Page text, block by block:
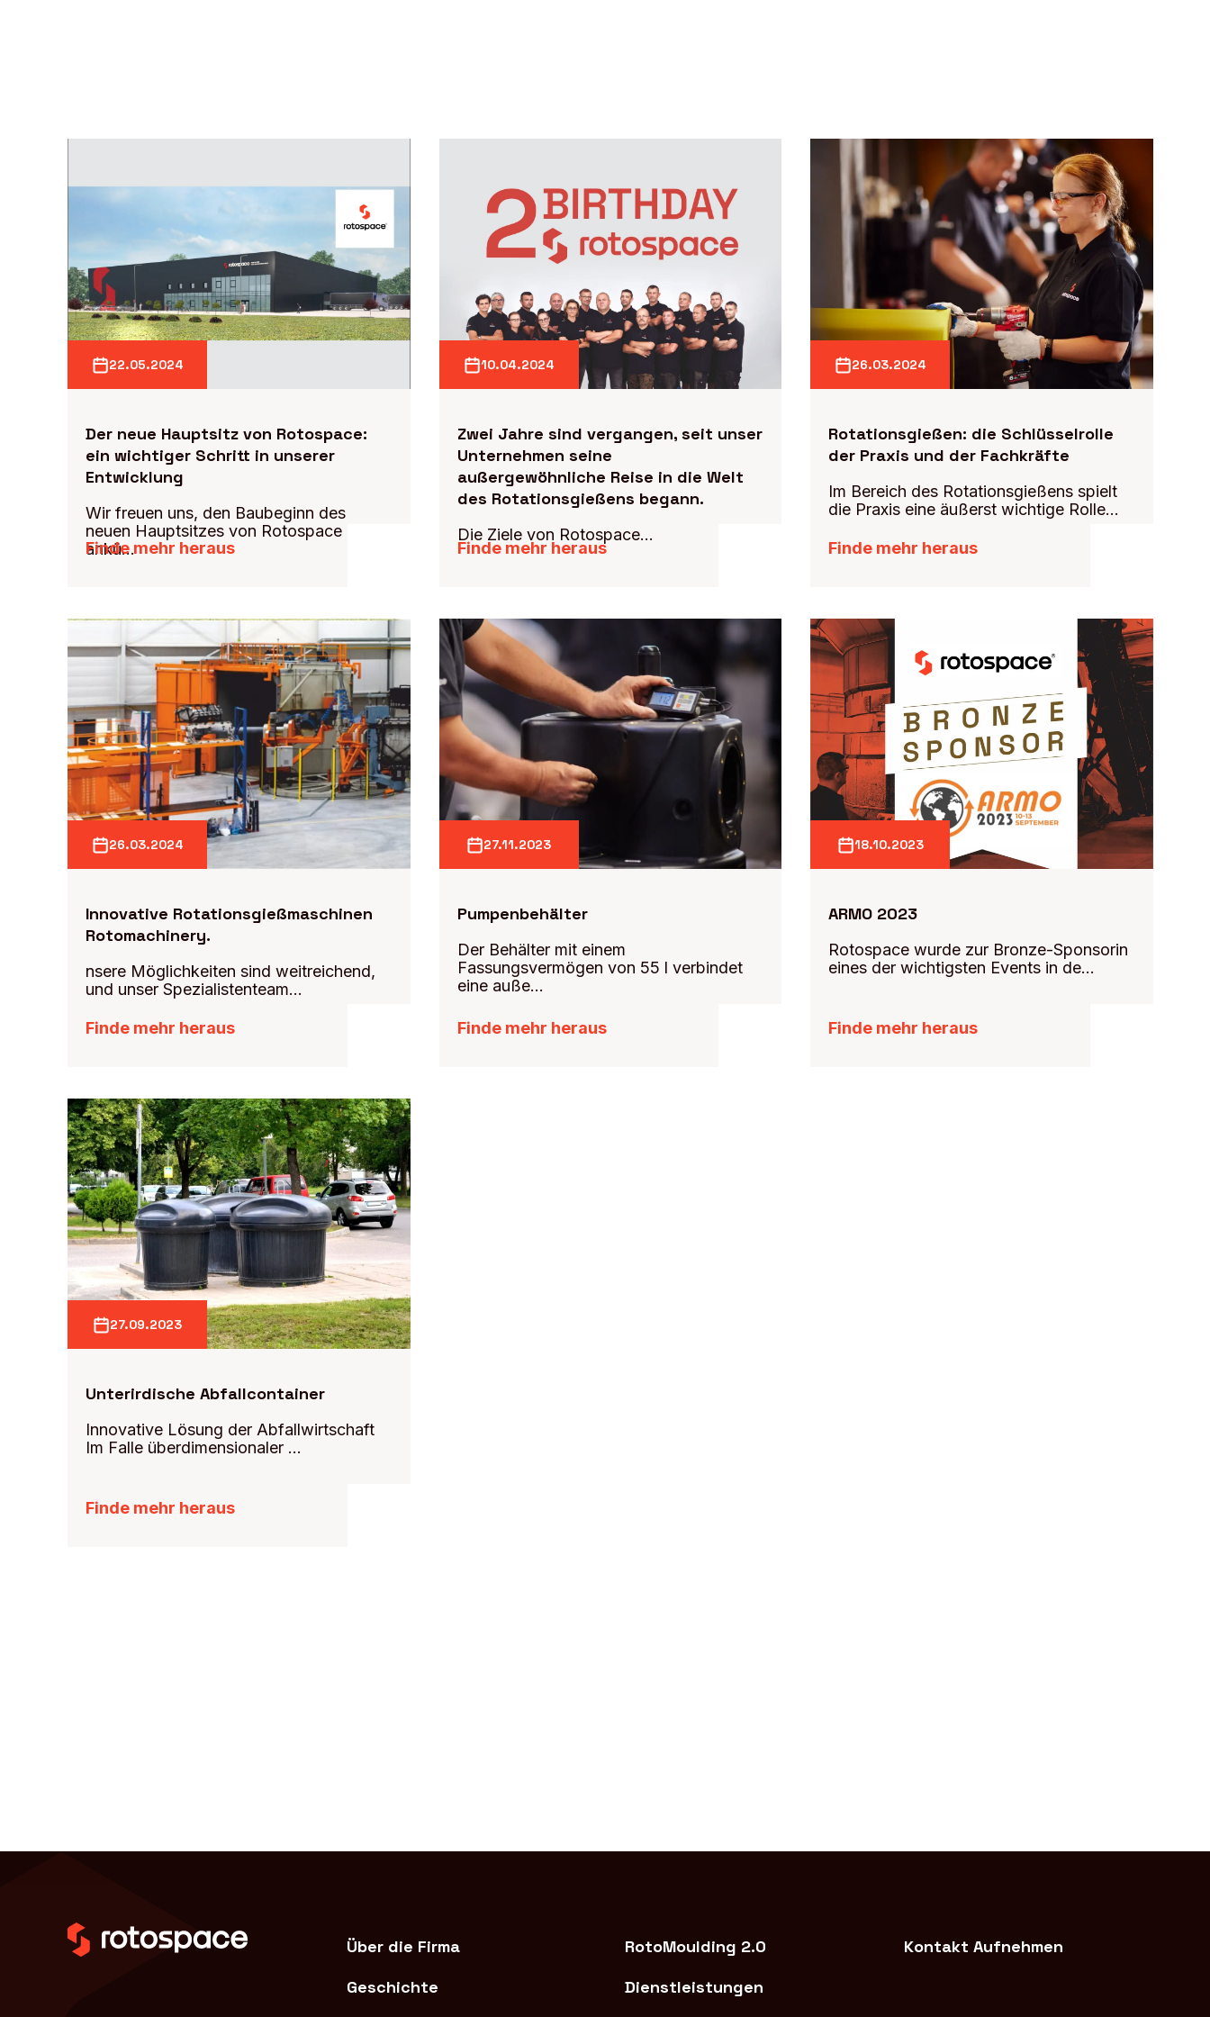
22.05.2024
Der neue Hauptsitz von Rotospace:
ein wichtiger Schritt in unserer
Entwicklung
Wir freuen uns, den Baubeginn des
neuen Hauptsitzes von Rotospace
ankü…
Finde mehr heraus
10.04.2024
Zwei Jahre sind vergangen, seit unser
Unternehmen seine
außergewöhnliche Reise in die Welt
des Rotationsgießens begann.
Die Ziele von Rotospace...
Finde mehr heraus
26.03.2024
Rotationsgießen: die Schlüsselrolle
der Praxis und der Fachkräfte
Im Bereich des Rotationsgießens spielt
die Praxis eine äußerst wichtige Rolle...
Finde mehr heraus
26.03.2024
Innovative Rotationsgießmaschinen
Rotomachinery.
nsere Möglichkeiten sind weitreichend,
und unser Spezialistenteam...
Finde mehr heraus
27.11.2023
Pumpenbehälter
Der Behälter mit einem
Fassungsvermögen von 55 l verbindet
eine auße…
Finde mehr heraus
18.10.2023
ARMO 2023
Rotospace wurde zur Bronze-Sponsorin
eines der wichtigsten Events in de…
Finde mehr heraus
27.09.2023
Unterirdische Abfallcontainer
Innovative Lösung der Abfallwirtschaft
Im Falle überdimensionaler …
Finde mehr heraus
Über die Firma
Geschichte
RotoMoulding 2.0
Dienstleistungen
Kontakt Aufnehmen